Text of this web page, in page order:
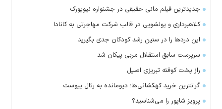
جدیدترین فیلم مانی حقیقی در جشنواره نیویورک
کلاهبرداری و پولشویی در قالب شرکت مهاجرتی به کانادا
این درد‌ها را در سنین رشد کودکان جدی بگیرید
سرپرست سابق استقلال مربی پیکان شد
راز پخت کوفته تبریزی اصیل
گرانترین خرید کهکشانی‌ها؛ دیومانده به رئال پیوست
پرویز شاپور را می‌شناسید؟